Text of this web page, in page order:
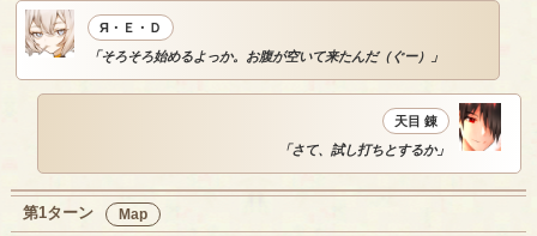
Я・Ｅ・Ｄ
「そろそろ始めるよっか。お腹が空いて来たんだ（ぐー）」
天目 錬
「さて、試し打ちとするか」
第1ターン Map